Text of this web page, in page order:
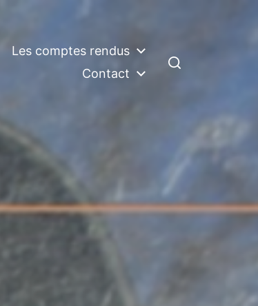
Les comptes rendus
Contact